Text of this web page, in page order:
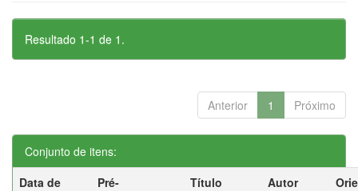
Resultado 1-1 de 1.
Anterior 1 Próximo
Conjunto de itens:
Data de
Pré-
Título Autor